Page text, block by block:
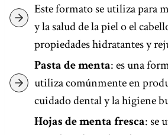
Este formato se utiliza para
y la salud de la piel o el
propiedades hidratantes y
Pasta de menta: es una
utiliza comúnmente en
cuidado dental y la higiene
Hojas de menta fresca: se